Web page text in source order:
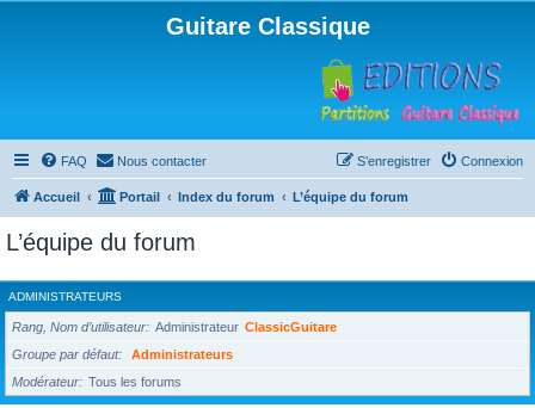
Guitare Classique
FAQ Nous contacter Connexion
S’enregistrer
Accueil Portail Index du forum L’équipe du forum
L’équipe du forum
ADMINISTRATEURS
Rang, Nom d’utilisateur Administrateur ClassicGuitare
Groupe par défaut
Administrateurs
Modérateur
Tous les forums